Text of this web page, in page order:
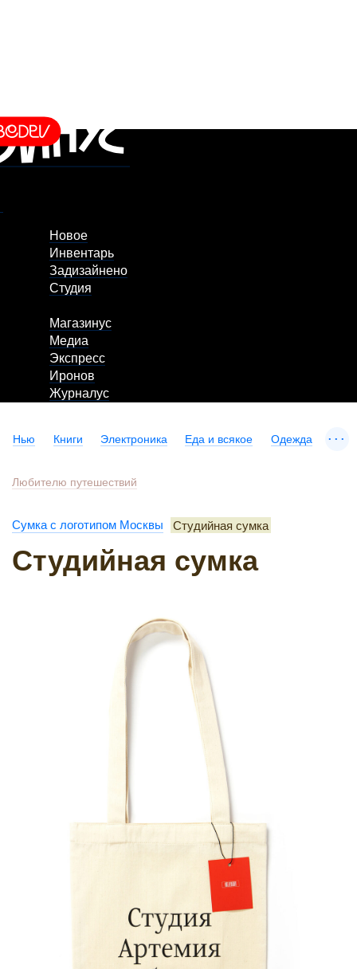
Новое
Инвентарь
Задизайнено
Студия
Магазинус
Медиа
Экспресс
Иронов
Журналус
Нью Книги Электроника Еда и всякое Одежда ...
Любителю путешествий
Сумка с логотипом Москвы Студийная сумка
Студийная сумка